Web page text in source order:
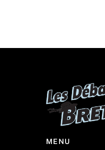
MENU